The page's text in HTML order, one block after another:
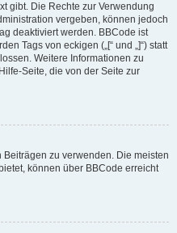
gibt. Die Rechte zur Verwendung
vergeben, können jedoch
deaktiviert werden. BBCode ist
Tags von eckigen („[“ und „]“) statt
Weitere Informationen zu
Seite, die von der Seite zur
zu verwenden. Die meisten
können über BBCode erreicht